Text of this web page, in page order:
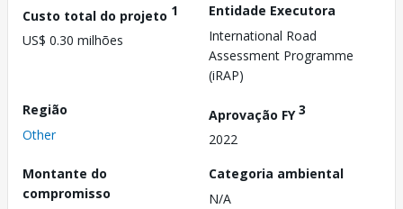
Custo total do projeto 1
US$ 0.30 milhões
Entidade Executora
International Road
Assessment Programme
(iRAP)
Região
Other
Aprovação FY3
2022
Montante do
compromisso
Categoria ambiental
N/A